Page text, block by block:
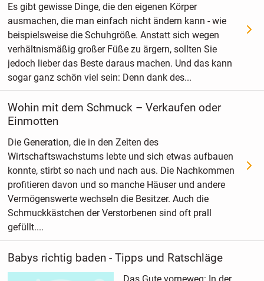
Es gibt gewisse Dinge, die den eigenen Körper
ausmachen, die man einfach nicht ändern kann - wie
beispielsweise die Schuhgröße. Anstatt sich wegen
verhältnismäßig großer Füße zu ärgern, sollten Sie
jedoch lieber das Beste daraus machen. Und das kann
sogar ganz schön viel sein: Denn dank des...
Wohin mit dem Schmuck – Verkaufen oder
Einmotten
Die Generation, die in den Zeiten des
Wirtschaftswachstums lebte und sich etwas aufbauen
konnte, stirbt so nach und nach aus. Die Nachkommen
profitieren davon und so manche Häuser und andere
Vermögenswerte wechseln die Besitzer. Auch die
Schmuckkästchen der Verstorbenen sind oft prall
gefüllt....
Babys richtig baden - Tipps und Ratschläge